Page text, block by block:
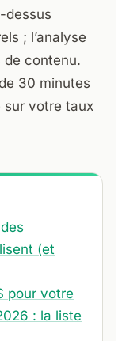
dessus
; l’analyse
contenu.
30 minutes
sur votre taux
(et
pour votre
: la liste